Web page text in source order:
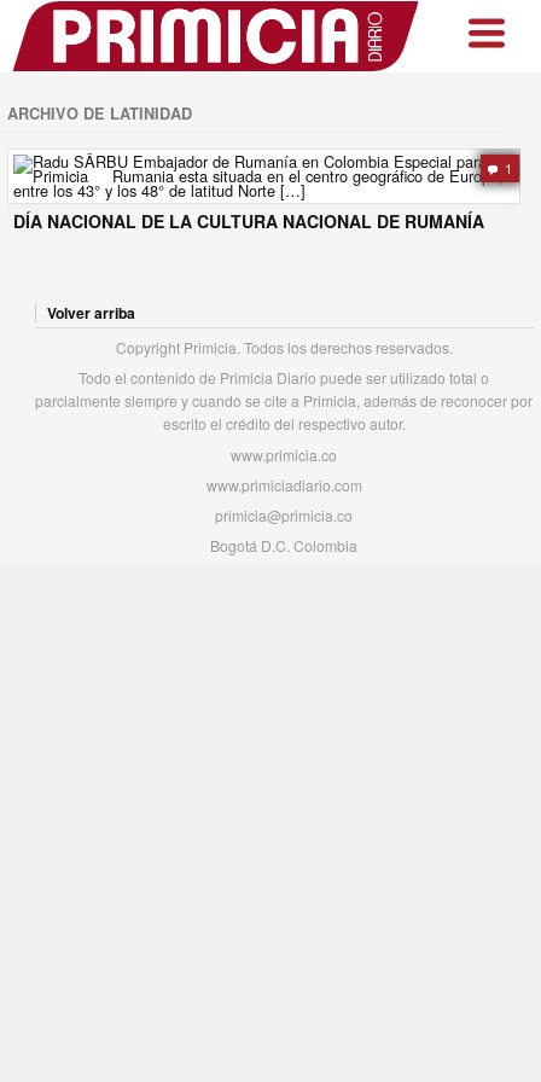
ARCHIVO DE LATINIDAD
1
DÍA NACIONAL DE LA CULTURA NACIONAL DE RUMANÍA
Volver arriba
Copyright Primicia. Todos los derechos reservados.
Todo el contenido de Primicia Diario puede ser utilizado total o
parcialmente siempre y cuando se cite a Primicia, además de reconocer por
escrito el crédito del respectivo autor.
www.primicia.co
www.primiciadiario.com
primicia@primicia.co
Bogotá D.C. Colombia